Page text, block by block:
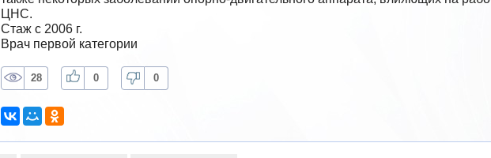
ЦНС.
Стаж с 2006 г.
Врач первой категории
28 0 0